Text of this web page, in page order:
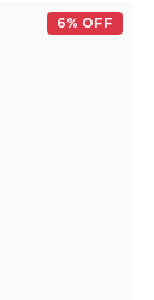
6% OFF